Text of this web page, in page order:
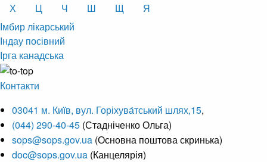
Х
Ц Ч Ш Щ
Я
Імбир лікарський
Індау посівний
Ірга канадська
Контакти
03041 м. Київ, вул. Горіхува́тський шлях,15,
(044) 290-40-45 (Стадніченко Ольга)
sops@sops.gov.ua (Основна поштова скринька)
doc@sops.gov.ua (Канцелярія)